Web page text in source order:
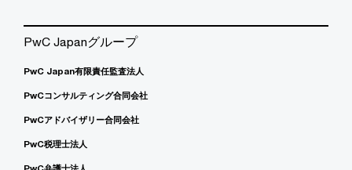
PwC Japanグループ
PwC Japan有限責任監査法人
PwCコンサルティング合同会社
PwCアドバイザリー合同会社
PwC税理士法人